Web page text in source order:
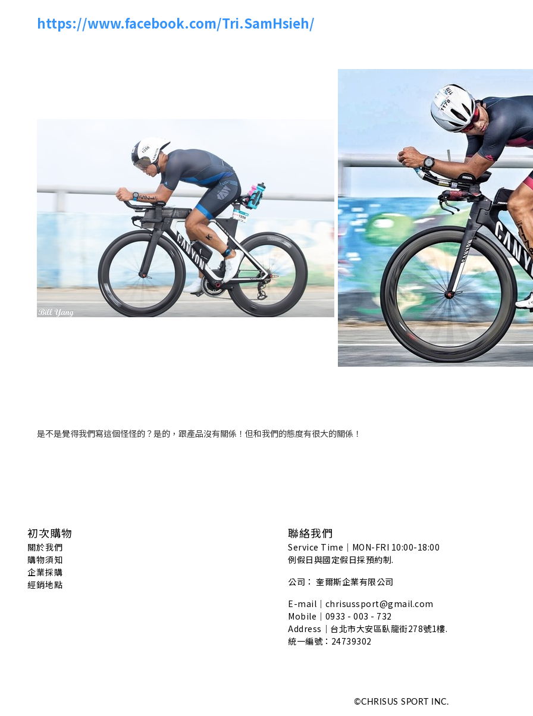
https://www.facebook.com/Tri.SamHsieh/
是不是覺得我們寫這個怪怪的？是的，跟產品沒有關係！但和我們的態度有很大的關係！
初次購物
關於我們
購物須知
企業採購
經銷地點
聯絡我們
Service Time｜MON-FRI 10:00-18:00
例假日與國定假日採預約制.
公司： 奎爾斯企業有限公司
E-mail｜chrisussport@gmail.com
Mobile｜0933 - 003 - 732
Address｜ 台北市大安區臥龍街278號1樓.
統一編號：24739302
©CHRISUS SPORT INC.